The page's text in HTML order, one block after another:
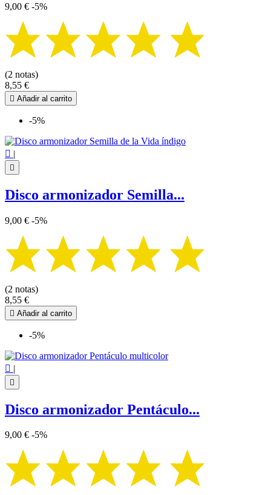
9,00 € -5%
(2 notas)
8,55 €
 Añadir al carrito
-5%
 |

Disco armonizador Semilla...
9,00 € -5%
(2 notas)
8,55 €
 Añadir al carrito
-5%
 |

Disco armonizador Pentáculo...
9,00 € -5%